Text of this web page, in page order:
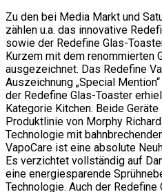
Zu den bei Media Markt und
zählen u.a. das innovative
sowie der Redefine Glas-
Kurzem mit dem renommierten
ausgezeichnet. Das Redefine
Auszeichnung „Special
der Redefine Glas-Toaster
Kategorie Kitchen. Beide
Produktlinie von Morphy
Technologie mit
VapoCare ist eine absolute
Es verzichtet vollständig auf
eine energiesparende
Technologie. Auch der